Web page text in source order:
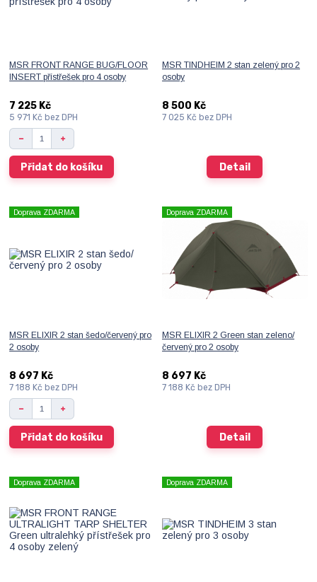
MSR FRONT RANGE BUG/FLOOR
INSERT přístřešek pro 4 osoby
7 225 Kč
5 971 Kč bez DPH
Přidat do košíku
MSR TINDHEIM 2 stan zelený pro 2
osoby
8 500 Kč
7 025 Kč bez DPH
Detail
Doprava ZDARMA
MSR ELIXIR 2 stan šedo/červený pro
2 osoby
8 697 Kč
7 188 Kč bez DPH
Přidat do košíku
Doprava ZDARMA
MSR ELIXIR 2 Green stan zeleno/
červený pro 2 osoby
8 697 Kč
7 188 Kč bez DPH
Detail
Doprava ZDARMA Doprava ZDARMA